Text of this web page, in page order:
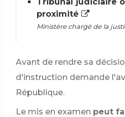
proximité
Ministère chargé de la
Avant de rendre sa
d'instruction demande
République.
Le mis en examen peut